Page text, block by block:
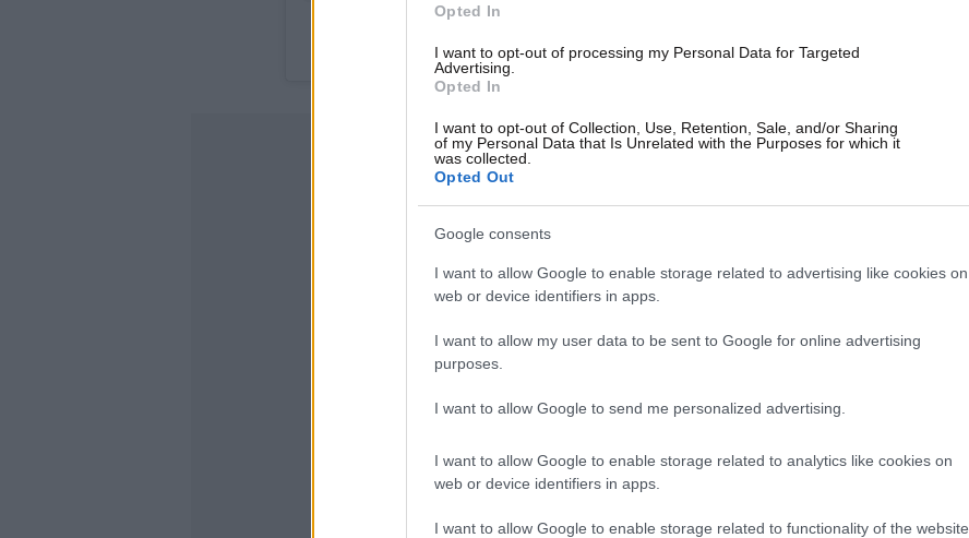
Opted In
I want to opt-out of processing my Personal Data for Targeted
Advertising.
Opted In
I want to opt-out of Collection, Use, Retention, Sale, and/or Sharing
of my Personal Data that Is Unrelated with the Purposes for which it
was collected.
Opted Out
Google consents
I want to allow Google to enable storage related to advertising like cookies on
web or device identifiers in apps.
I want to allow my user data to be sent to Google for online advertising
purposes.
I want to allow Google to send me personalized advertising.
I want to allow Google to enable storage related to analytics like cookies on
web or device identifiers in apps.
I want to allow Google to enable storage related to functionality of the website
A post shared by The Independent (@the.independent)